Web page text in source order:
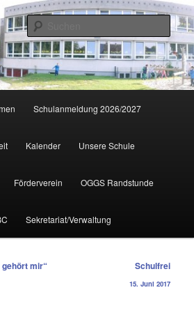
Schulanmeldung 2026/2027
Kalender Unsere Schule
Förderverein OGGS Randstunde
Sekretariat/Verwaltung
mir“ Schulfrei
15. Juni 2017